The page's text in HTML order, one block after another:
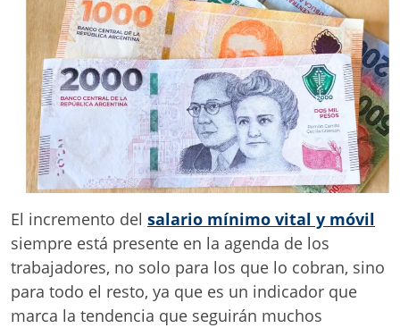
El incremento del salario mínimo vital y móvil
siempre está presente en la agenda de los
trabajadores, no solo para los que lo cobran, sino
para todo el resto, ya que es un indicador que
marca la tendencia que seguirán muchos